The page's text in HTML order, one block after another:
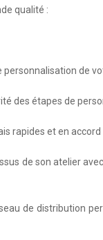
qualité :
de
des étapes de
rapides et en accord
de son atelier
de distribution